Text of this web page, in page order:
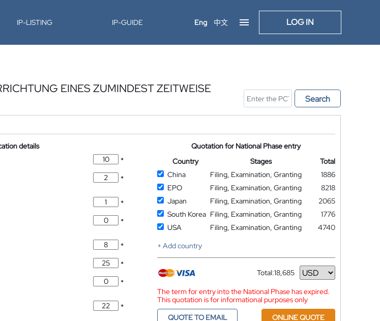
IP-LISTING IP-GUIDE Eng 中文 LOG IN
EINES ZUMINDEST ZEITWEISE
Search
details
*
*
*
*
*
*
*
*
Quotation for National Phase entry
Country
Stages
Total
China
Filing, Examination, Granting
1886
EPO
Filing, Examination, Granting
8218
Japan
Filing, Examination, Granting
2065
South Korea Filing, Examination, Granting
1776
USA
Filing, Examination, Granting
4740
+ Add country
Total:18,685
Currency
The term for entry into the National Phase has expired.
This quotation is for informational purposes only
QUOTE TO EMAIL
ONLINE QUOTE